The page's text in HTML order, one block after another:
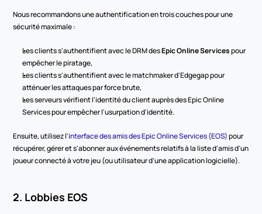
Nous recommandons une authentification en trois couches pour une
sécurité maximale :
Les clients s'authentifient avec le DRM des Epic Online Services pour
empêcher le piratage,
Les clients s'authentifient avec le matchmaker d'Edgegap pour
atténuer les attaques par force brute,
Les serveurs vérifient l'identité du client auprès des Epic Online
Services pour empêcher l'usurpation d'identité.
Ensuite, utilisez l'interface des amis des Epic Online Services (EOS) pour
récupérer, gérer et s'abonner aux événements relatifs à la liste d'amis d'un
joueur connecté à votre jeu (ou utilisateur d'une application logicielle).
2. Lobbies EOS